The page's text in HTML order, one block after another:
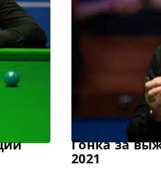
Гонка за
2021